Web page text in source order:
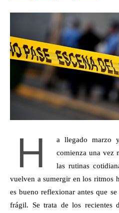
H
a llegado marzo
comienza una vez
las rutinas
vuelven a sumergir en los ritmos
es bueno reflexionar antes que
frágil. Se trata de los recientes